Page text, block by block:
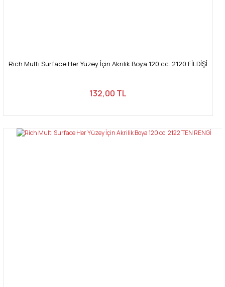
Rich Multi Surface Her Yüzey İçin Akrilik Boya 120 cc. 2120 FİLDİŞİ
132,00 TL